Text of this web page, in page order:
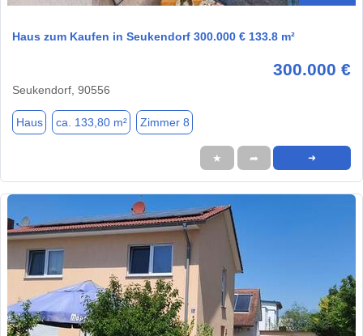
Haus zum Kaufen in Seukendorf 300.000 € 133.8 m²
300.000 €
Seukendorf, 90556
Haus ca. 133,80 m² Zimmer 8
★ ➦ ➜